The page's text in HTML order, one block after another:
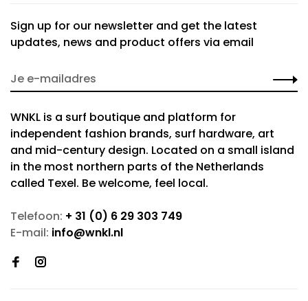
Sign up for our newsletter and get the latest
updates, news and product offers via email
WNKL is a surf boutique and platform for
independent fashion brands, surf hardware, art
and mid-century design. Located on a small island
in the most northern parts of the Netherlands
called Texel. Be welcome, feel local.
Telefoon: + 31 (0) 6 29 303 749
E-mail: info@wnkl.nl